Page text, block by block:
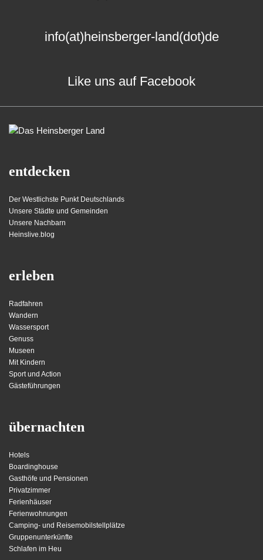
info(at)heinsberger-land(dot)de
Like uns auf Facebook
entdecken
Der Westlichste Punkt Deutschlands
Unsere Städte und Gemeinden
Unsere Nachbarn
Heinslive.blog
erleben
Radfahren
Wandern
Wassersport
Genuss
Museen
Mit Kindern
Sport und Action
Gästeführungen
übernachten
Hotels
Boardinghouse
Gasthöfe und Pensionen
Privatzimmer
Ferienhäuser
Ferienwohnungen
Camping- und Reisemobilstellplätze
Gruppenunterkünfte
Schlafen im Heu